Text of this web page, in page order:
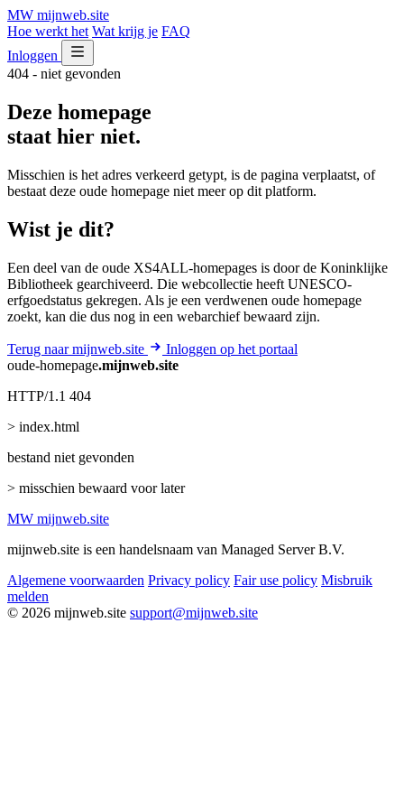
MW mijnweb.site
Hoe werkt het Wat krijg je FAQ
Inloggen
404 - niet gevonden
Deze homepage
staat hier niet.
Misschien is het adres verkeerd getypt, is de pagina verplaatst, of
bestaat deze oude homepage niet meer op dit platform.
Wist je dit?
Een deel van de oude XS4ALL-homepages is door de Koninklijke
Bibliotheek gearchiveerd. Die webcollectie heeft UNESCO-
erfgoedstatus gekregen. Als je een verdwenen oude homepage
zoekt, kan die dus nog in een webarchief bewaard zijn.
Terug naar mijnweb.site
Inloggen op het portaal
oude-homepage.mijnweb.site
HTTP/1.1 404
> index.html
bestand niet gevonden
> misschien bewaard voor later
MW mijnweb.site
mijnweb.site is een handelsnaam van Managed Server B.V.
Algemene voorwaarden Privacy policy Fair use policy Misbruik
melden
© 2026 mijnweb.site support@mijnweb.site